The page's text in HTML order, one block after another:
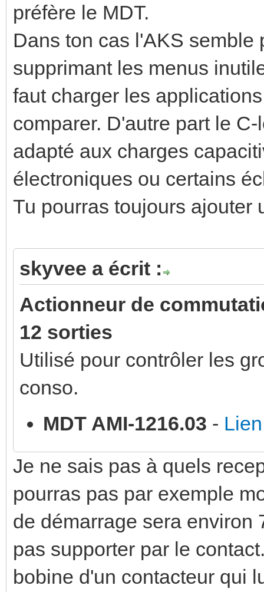
préfère le MDT.
Dans ton cas l'AKS semble
supprimant les menus
faut charger les
comparer. D'autre part le
adapté aux charges
électroniques ou certains
Tu pourras toujours ajouter
skyvee a écrit :
Actionneur de
12 sorties
Utilisé pour contrôler les
conso.
MDT AMI-1216.03 - Lien
Je ne sais pas à quels
pourras pas par exemple
de démarrage sera environ
pas supporter par le
bobine d'un contacteur qui